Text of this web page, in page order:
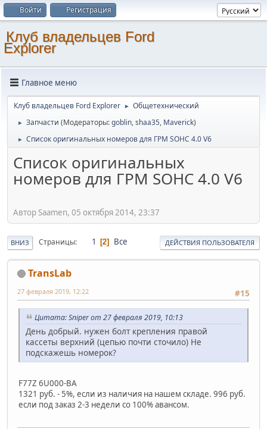
Войти Регистрация
Клуб владельцев Ford
Explorer
Главное меню
Клуб владельцев Ford Explorer ► Общетехнический
► Запчасти (Модераторы:goblin,shaa35, Maverick)
► Список оригинальных номеров для ГРМ SOHC 4.0 V6
Список оригинальных
номеров для ГРМ SOHC 4.0 V6
Автор Saamen, 05 октября 2014, 23:37
ВНИЗ Страницы 1 2 Все ДЕЙСТВИЯ ПОЛЬЗОВАТЕЛЯ
TransLab
#15
27 февраля 2019, 12:22
Цитата: Sniper от 27 февраля 2019, 10:13
День добрый. нужен болт крепления правой
кассеты верхний (цепью почти сточило) Не
подскажешь номерок?
F77Z 6U000-BA
1321 руб. - 5%, если из наличия на нашем складе. 996 руб.
если под заказ 2-3 недели со 100% авансом.